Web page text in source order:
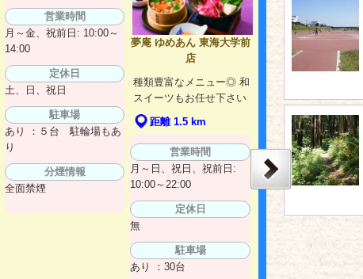
営業時間
月～金、祝前日: 10:00～
14:00
定休日
土、日、祝日
駐車場
あり ：５台 駐輪場もあ
り
分煙情報
全面禁煙
夢庵 ゆめあん 東海大学前
店
種類豊富なメニュー◎ 和
スイーツもお任せ下さい
距離 1.5 km
営業時間
月～日、祝日、祝前日:
10:00～22:00
定休日
無
駐車場
あり ：30台